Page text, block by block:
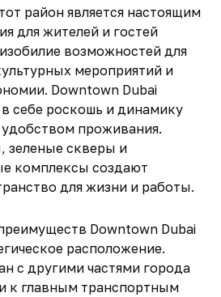
район является настоящим
для жителей и гостей
возможностей для
мероприятий и
Downtown Dubai
в себе роскошь и динамику
проживания.
зеленые скверы и
комплексы создают
для жизни и работы.
Downtown Dubai
расположение.
с другими частями города
к главным транспортным